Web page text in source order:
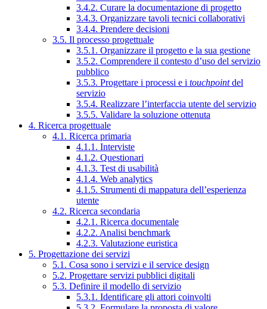
3.4.2. Curare la documentazione di progetto
3.4.3. Organizzare tavoli tecnici collaborativi
3.4.4. Prendere decisioni
3.5. Il processo progettuale
3.5.1. Organizzare il progetto e la sua gestione
3.5.2. Comprendere il contesto d’uso del servizio
pubblico
3.5.3. Progettare i processi e i touchpointdel
servizio
3.5.4. Realizzare l’interfaccia utente del servizio
3.5.5. Validare la soluzione ottenuta
4. Ricerca progettuale
4.1. Ricerca primaria
4.1.1. Interviste
4.1.2. Questionari
4.1.3. Test di usabilità
4.1.4. Web analytics
4.1.5. Strumenti di mappatura dell’esperienza
utente
4.2. Ricerca secondaria
4.2.1. Ricerca documentale
4.2.2. Analisi benchmark
4.2.3. Valutazione euristica
5. Progettazione dei servizi
5.1. Cosa sono i servizi e il service design
5.2. Progettare servizi pubblici digitali
5.3. Definire il modello di servizio
5.3.1. Identificare gli attori coinvolti